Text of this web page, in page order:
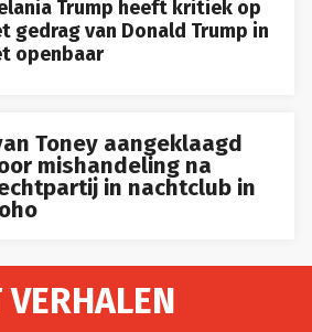
gedrag van Donald Trump in
openbaar
mishandeling na
in nachtclub in
VERHALEN